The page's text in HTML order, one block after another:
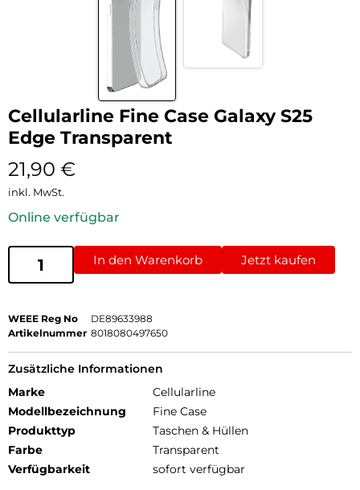
Cellularline Fine Case Galaxy S25
Edge Transparent
21,90 €
inkl. MwSt.
Online verfügbar
In den Warenkorb Jetzt kaufen
WEEE Reg No
DE89633988
Artikelnummer 8018080497650
Zusätzliche Informationen
Marke
Cellularline
Modellbezeichnung
Fine Case
Produkttyp
Taschen & Hüllen
Farbe
Transparent
Verfügbarkeit
sofort verfügbar